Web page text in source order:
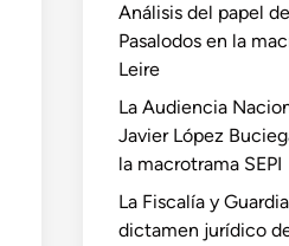
Análisis del papel
Pasalodos en la
Leire
La Audiencia
Javier López
la macrotrama SEPI
La Fiscalía y
dictamen jurídico